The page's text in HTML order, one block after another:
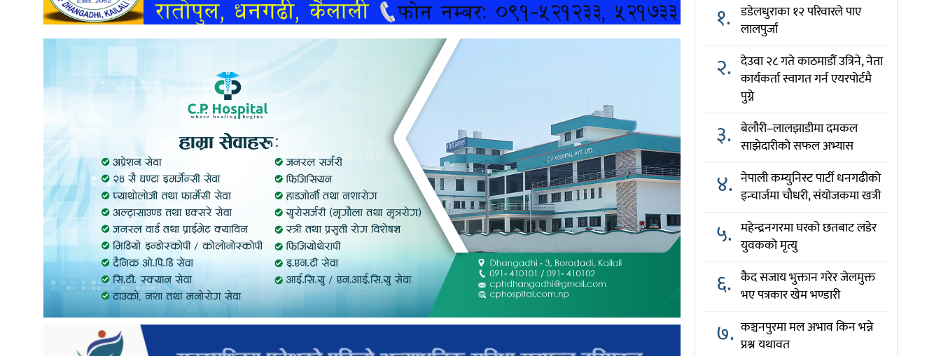
खेलकुद
१. डडेलधुराका १२ परिवारले पाए
लालपुर्जा
२. देउवा २८ गते काठमाडौं उत्रिने, नेता
कार्यकर्ता स्वागत गर्न एयरपोर्टमै
पुग्ने
३. बेलौरी–लालझाडीमा दमकल
साझेदारीको सफल अभ्यास
४. नेपाली कम्युनिस्ट पार्टी धनगढीको
इन्चार्जमा चौधरी, संयोजकमा खत्री
५. महेन्द्रनगरमा घरको छतबाट लडेर
युवकको मृत्यु
६. कैद सजाय भुक्तान गरेर जेलमुक्त
भए पत्रकार खेम भण्डारी
७. कञ्चनपुरमा मल अभाव किन भन्ने
प्रश्न यथावत